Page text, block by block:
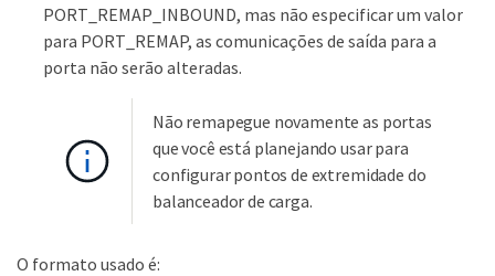
PORT_REMAP_INBOUND, mas não especificar um valor
para PORT_REMAP, as comunicações de saída para a
porta não serão alteradas.
Não remapegue novamente as portas
que você está planejando usar para
configurar pontos de extremidade do
balanceador de carga.
O formato usado é: